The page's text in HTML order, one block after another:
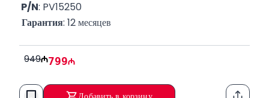
P/N: PV15250
Гарантия: 12 месяцев
949 799